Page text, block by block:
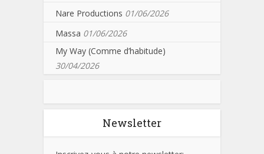
Nare Productions 01/06/2026
Massa 01/06/2026
My Way (Comme d’habitude)
30/04/2026
Newsletter